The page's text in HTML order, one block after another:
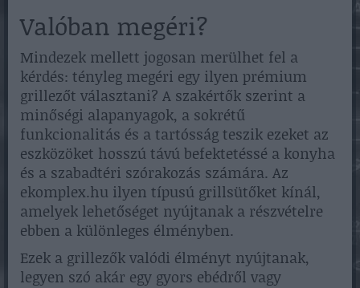
Valóban megéri?
Mindezek mellett jogosan merülhet fel a
kérdés: tényleg megéri egy ilyen prémium
grillezőt választani? A szakértők szerint a
minőségi alapanyagok, a sokrétű
funkcionalitás és a tartósság teszik ezeket az
eszközöket hosszú távú befektetéssé a konyha
és a szabadtéri szórakozás számára. Az
ekomplex.hu ilyen típusú grillsütőket kínál,
amelyek lehetőséget nyújtanak a részvételre
ebben a különleges élményben.
Ezek a grillezők valódi élményt nyújtanak,
legyen szó akár egy gyors ebédről vagy